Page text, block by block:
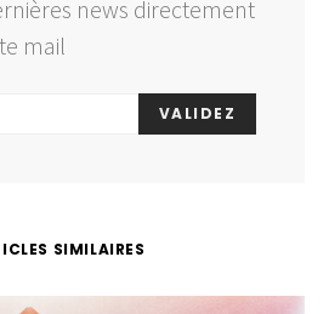
news directement
mail
VALIDEZ
SIMILAIRES